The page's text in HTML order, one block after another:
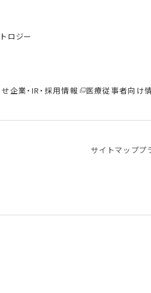
ロジー
企業・IR・採用情報 医療従事者向け
サイトマッププ